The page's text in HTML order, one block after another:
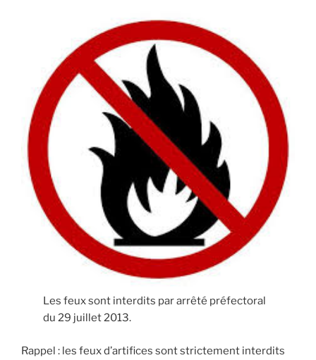
Les feux sont interdits par arrêté préfectoral
du 29 juillet 2013.
Rappel : les feux d’artifices sont strictement interdits